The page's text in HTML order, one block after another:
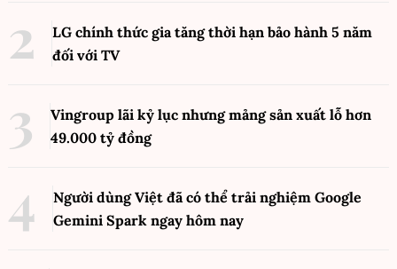
LG chính thức gia tăng thời hạn bảo hành 5 năm
đối với TV
Vingroup lãi kỷ lục nhưng mảng sản xuất lỗ hơn
49.000 tỷ đồng
Người dùng Việt đã có thể trải nghiệm Google
Gemini Spark ngay hôm nay